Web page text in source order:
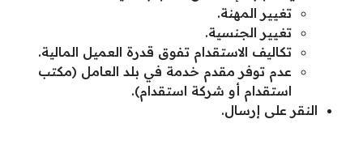
تغيير المهنة.
تغيير الجنسية.
تكاليف الاستقدام تفوق قدرة العميل المالية.
عدم توفر مقدم خدمة في بلد العامل (مكتب
استقدام أو شركة استقدام).
النقر على إرسال.